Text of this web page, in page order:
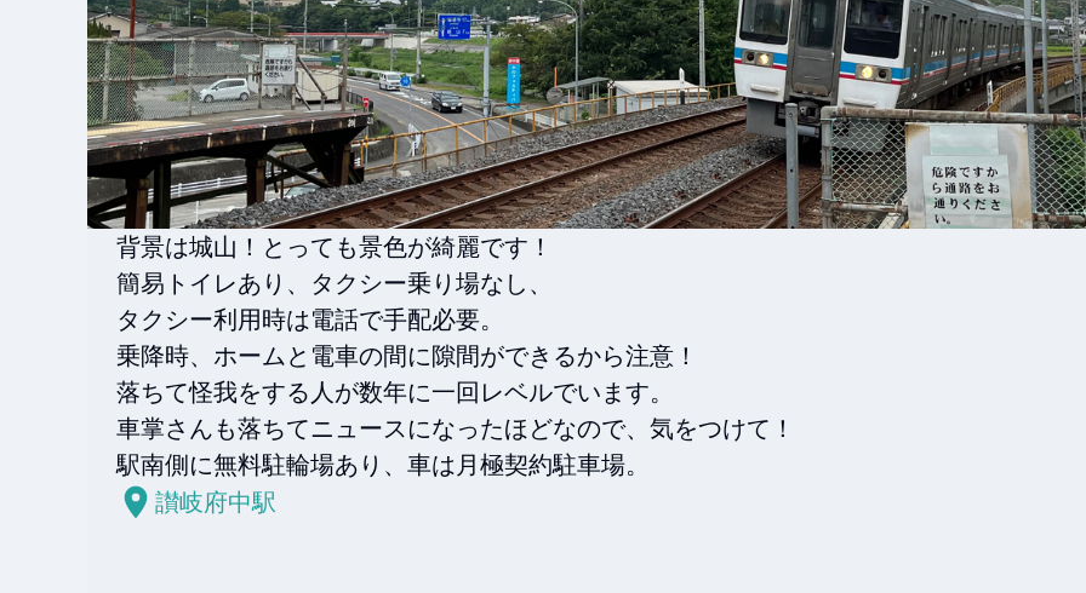
背景は城山！とっても景色が綺麗です！
簡易トイレあり、タクシー乗り場なし、
タクシー利用時は電話で手配必要。
乗降時、ホームと電車の間に隙間ができるから注意！
落ちて怪我をする人が数年に一回レベルでいます。
車掌さんも落ちてニュースになったほどなので、気をつけて！
駅南側に無料駐輪場あり、車は月極契約駐車場。
讃岐府中駅